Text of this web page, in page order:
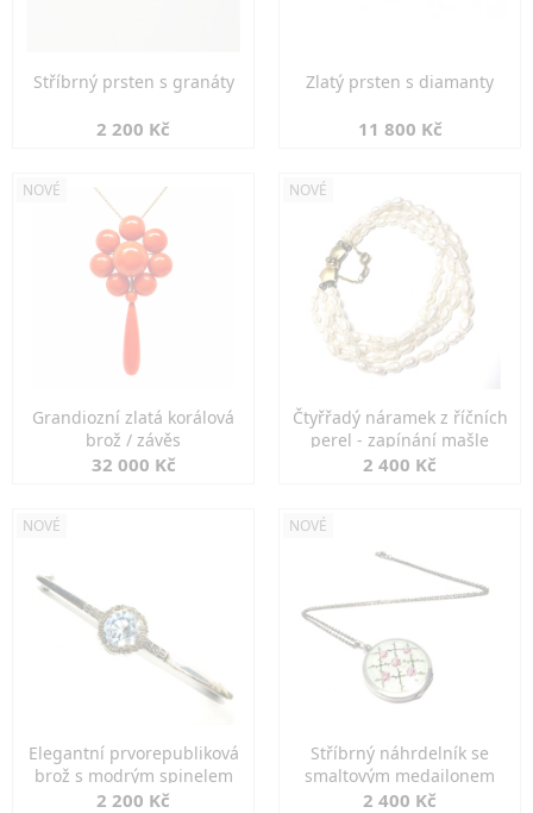
Stříbrný prsten s granáty
2 200 Kč
Zlatý prsten s diamanty
11 800 Kč
NOVÉ
Grandiozní zlatá korálová
brož / závěs
32 000 Kč
NOVÉ
Čtyřřadý náramek z říčních
perel - zapínání mašle
2 400 Kč
NOVÉ
Elegantní prvorepubliková
brož s modrým spinelem
2 200 Kč
NOVÉ
Stříbrný náhrdelník se
smaltovým medailonem
2 400 Kč